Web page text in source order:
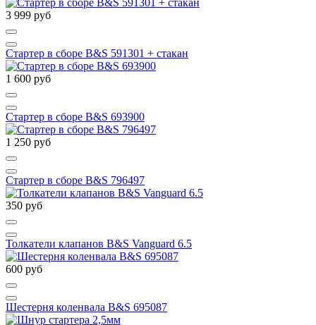
3 999 руб
Стартер в сборе B&S 591301 + стакан
1 600 руб
Стартер в сборе B&S 693900
1 250 руб
Стартер в сборе B&S 796497
350 руб
Толкатели клапанов B&S Vanguard 6.5
600 руб
Шестерня коленвала B&S 695087